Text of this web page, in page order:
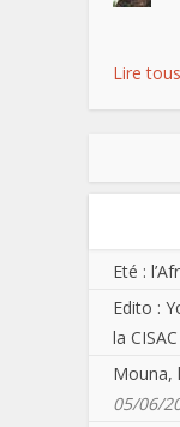
Lire
Eté :
Edito :
la CISAC
Mouna,
05/06/